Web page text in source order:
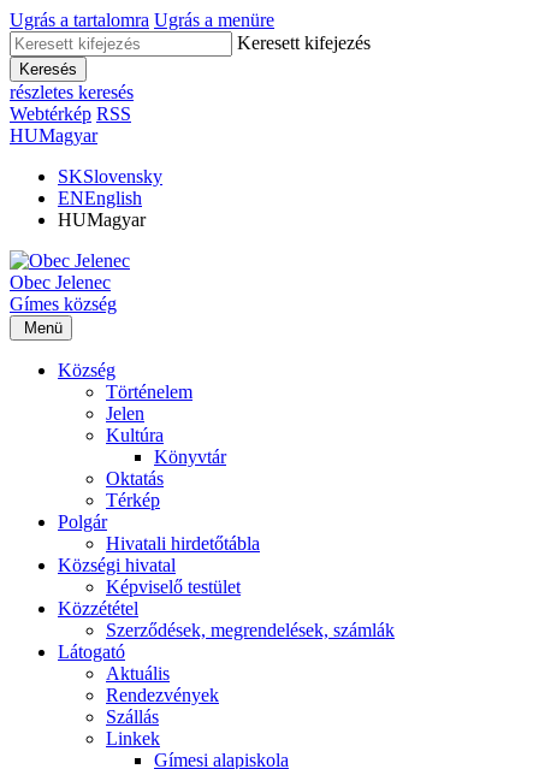
Ugrás a tartalomra Ugrás a menüre
Keresett kifejezés
Keresés
részletes keresés
Webtérkép RSS
HUMagyar
SKSlovensky
ENEnglish
HUMagyar
Obec Jelenec
Gímes község
Menü
Község
Történelem
Jelen
Kultúra
Könyvtár
Oktatás
Térkép
Polgár
Hivatali hirdetőtábla
Községi hivatal
Képviselő testület
Közzététel
Szerződések, megrendelések, számlák
Látogató
Aktuális
Rendezvények
Szállás
Linkek
Gímesi alapiskola